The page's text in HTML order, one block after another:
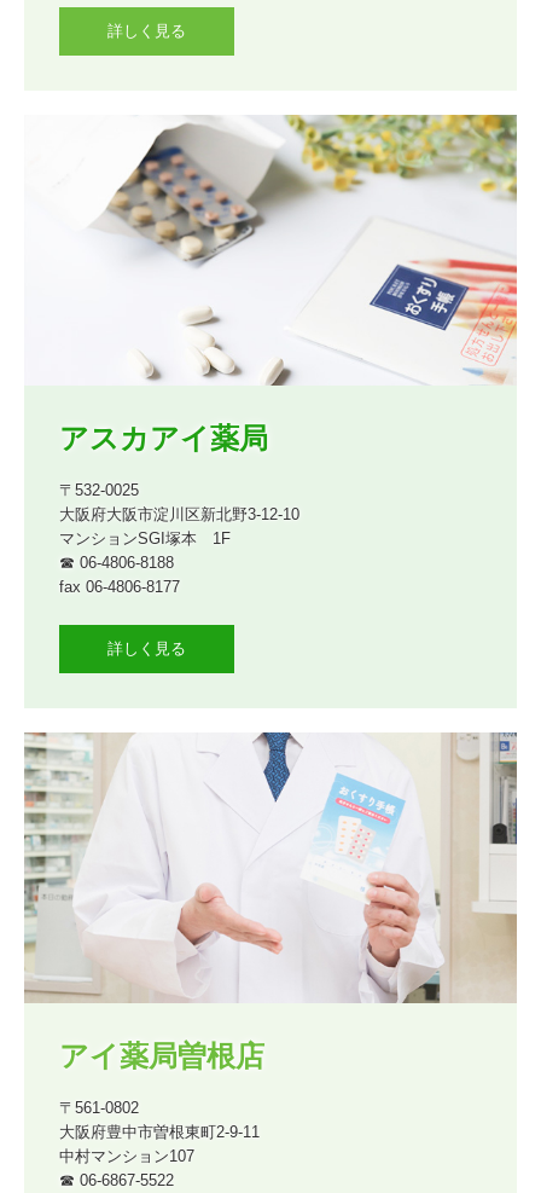
詳しく見る
アスカアイ薬局
〒532-0025
大阪府大阪市淀川区新北野3-12-10
マンションSGI塚本　1F
☎ 06-4806-8188
fax 06-4806-8177
詳しく見る
アイ薬局曽根店
〒561-0802
大阪府豊中市曽根東町2-9-11
中村マンション107
☎ 06-6867-5522